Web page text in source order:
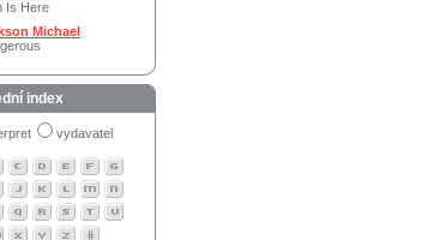
Is Here
Michael
index
vydavatel